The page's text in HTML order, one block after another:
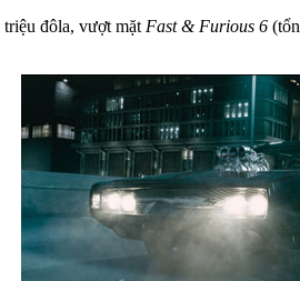
đôla, vượt mặt Fast & Furious 6